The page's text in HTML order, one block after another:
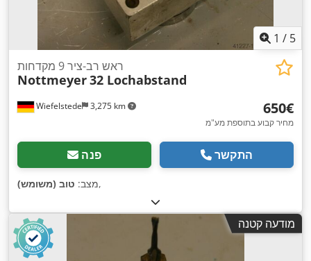
1 / 5
Wiefelstede 3,275 km
ראש רב-ציר 9 מקדחות
Nottmeyer32 Lochabstand
‏650 ‏€
מחיר קבוע בתוספת מע"מ
פנה התקשר
מצב: טוב (משומש) ,
מודעה קטנה